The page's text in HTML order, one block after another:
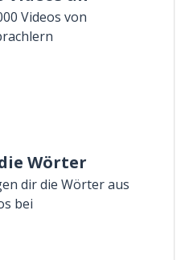
Videos von
Wörter
dir die Wörter aus
bei